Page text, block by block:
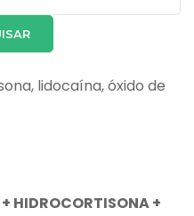
lidocaína, óxido de
HIDROCORTISONA +